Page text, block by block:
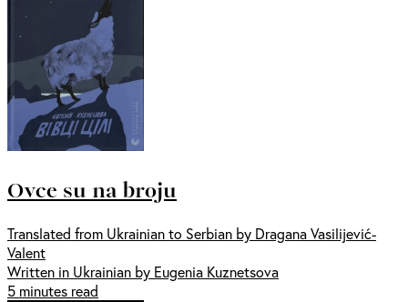
Ovce su na broju
Translated from Ukrainian to Serbian by Dragana Vasilijević-
Valent
Written in Ukrainian by Eugenia Kuznetsova
5 minutes read